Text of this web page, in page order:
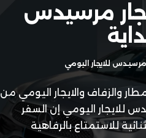
مرسيدس
مرسيدس للايجار اليومي
والزفاف والايجار اليومي من
مرسيدس للايجار اليومي إن السفر
للاستمتاع بالرفاهية